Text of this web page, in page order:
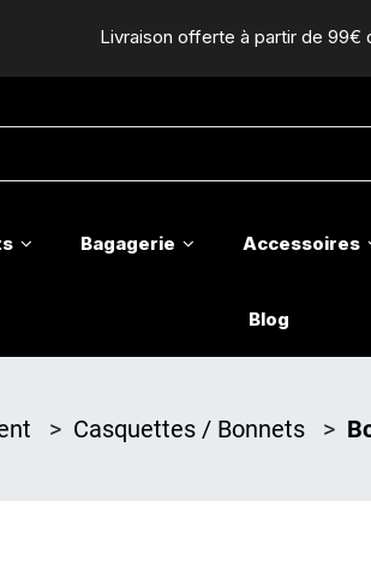
Livraison offerte à partir de 99€
Bagagerie Accessoires
Blog
> Casquettes / Bonnets >